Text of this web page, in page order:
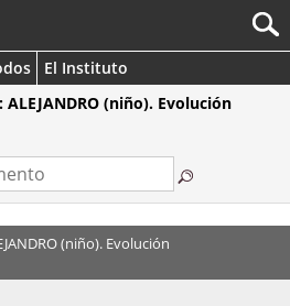
El Instituto
(niño). Evolución
(niño). Evolución